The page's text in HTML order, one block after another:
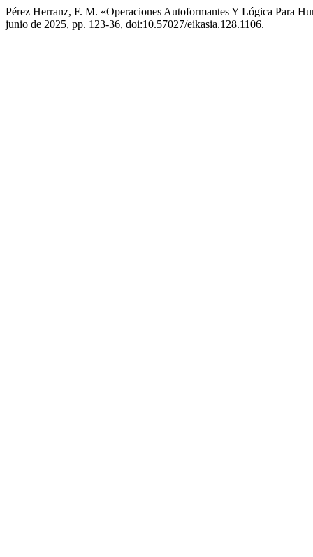
Pérez Herranz, F. M. «Operaciones Autoformantes Y Lógica Para
junio de 2025, pp. 123-36, doi:10.57027/eikasia.128.1106.